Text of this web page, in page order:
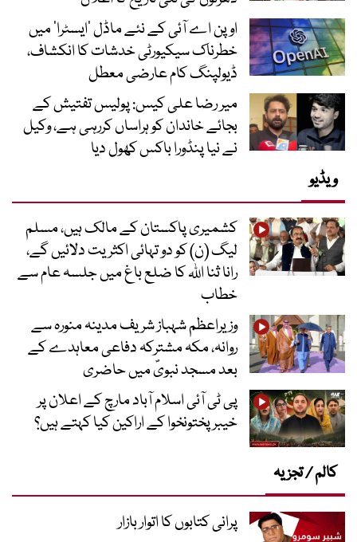
اوپن اے آئی کے نئے ماڈل ’ایسٹرا‘ میں
خطرناک سیکیورٹی خدشات کا انکشاف،
ڈیولپنگ کام عارضی معطل
میر رضا علی کیس: پولیس تفتیش کے
بجائے خاندان کو ہراساں کررہی ہے، وکیل
نے نیا پنڈورا باکس کھول دیا
ویڈیو
کشمیری پاکستان کے مالک ہیں، مسلم
لیگ (ن) کو دو تہائی اکثریت دلائیں گے،
رانا ثنا اللہ کا ضلع باغ میں جلسہ عام سے
خطاب
وزیراعظم شہباز شریف مدینہ منورہ سے
روانہ، مکہ مشترکہ دفاعی معاہدے کے
بعد مسجد نبویؐ میں حاضری
پی ٹی آئی اسلام آباد مارچ کے اعلان پر
خیبر پختونخوا کے اراکین کیا کہتے ہیں؟
کالم / تجزیہ
پرانی کتابوں کا اتوار بازار